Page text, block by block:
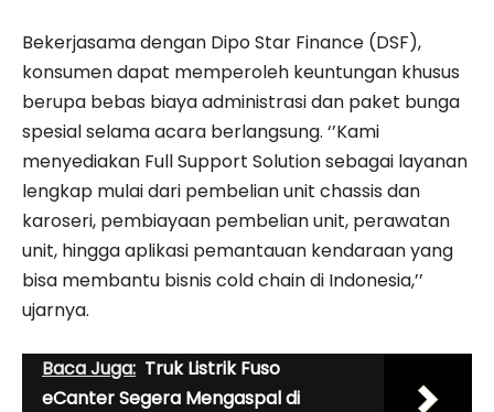
Bekerjasama dengan Dipo Star Finance (DSF),
konsumen dapat memperoleh keuntungan khusus
berupa bebas biaya administrasi dan paket bunga
spesial selama acara berlangsung. ‘’Kami
menyediakan Full Support Solution sebagai layanan
lengkap mulai dari pembelian unit chassis dan
karoseri, pembiayaan pembelian unit, perawatan
unit, hingga aplikasi pemantauan kendaraan yang
bisa membantu bisnis cold chain di Indonesia,’’
ujarnya.
Baca Juga: Truk Listrik Fuso
eCanter Segera Mengaspal di